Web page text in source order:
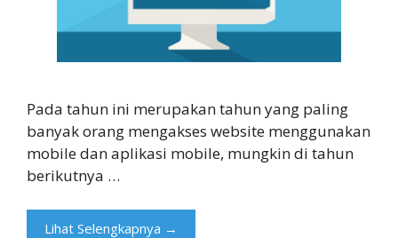
Pada tahun ini merupakan tahun yang paling
banyak orang mengakses website menggunakan
mobile dan aplikasi mobile, mungkin di tahun
berikutnya …
Lihat Selengkapnya →